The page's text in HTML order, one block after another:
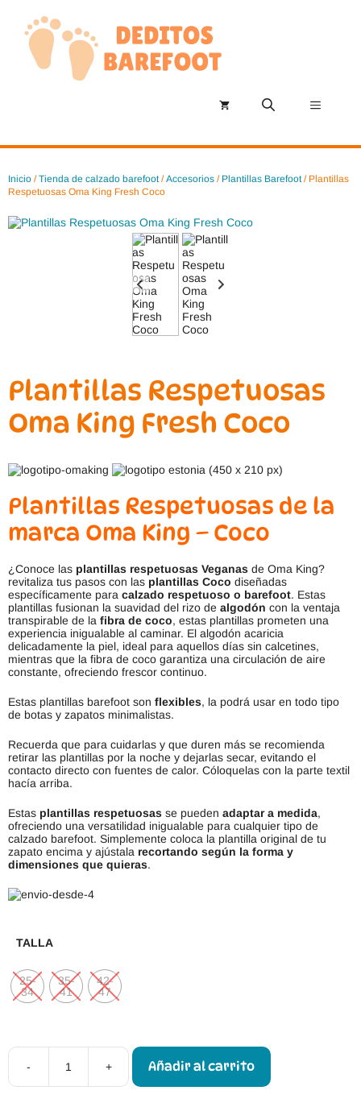
contenido
Menú
Inicio /Tienda de calzado barefoot/Accesorios / Plantillas Barefoot/ Plantillas
Respetuosas Oma King Fresh Coco
Plantillas Respetuosas
Oma King Fresh Coco
Plantillas Respetuosas de la
marca Oma King – Coco
¿Conoce las plantillas respetuosas Veganas de Oma King?
revitaliza tus pasos con las plantillas Coco diseñadas
específicamente para calzado respetuoso o barefoot. Estas
plantillas fusionan la suavidad del rizo de algodón con la ventaja
transpirable de la fibra de coco, estas plantillas prometen una
experiencia inigualable al caminar. El algodón acaricia
delicadamente la piel, ideal para aquellos días sin calcetines,
mientras que la fibra de coco garantiza una circulación de aire
constante, ofreciendo frescor continuo.
Estas plantillas barefoot son flexibles, la podrá usar en todo tipo
de botas y zapatos minimalistas.
Recuerda que para cuidarlas y que duren más se recomienda
retirar las plantillas por la noche y dejarlas secar, evitando el
contacto directo con fuentes de calor. Cóloquelas con la parte textil
hacía arriba.
Estas plantillas respetuosas se pueden adaptar a medida,
ofreciendo una versatilidad inigualable para cualquier tipo de
calzado barefoot. Simplemente coloca la plantilla original de tu
zapato encima y ajústala recortando según la forma y
dimensiones que quieras.
TALLA
25-
34
35-
41
42-
47
-
Plantillas
Respetuosas
+ Añadir al carrito